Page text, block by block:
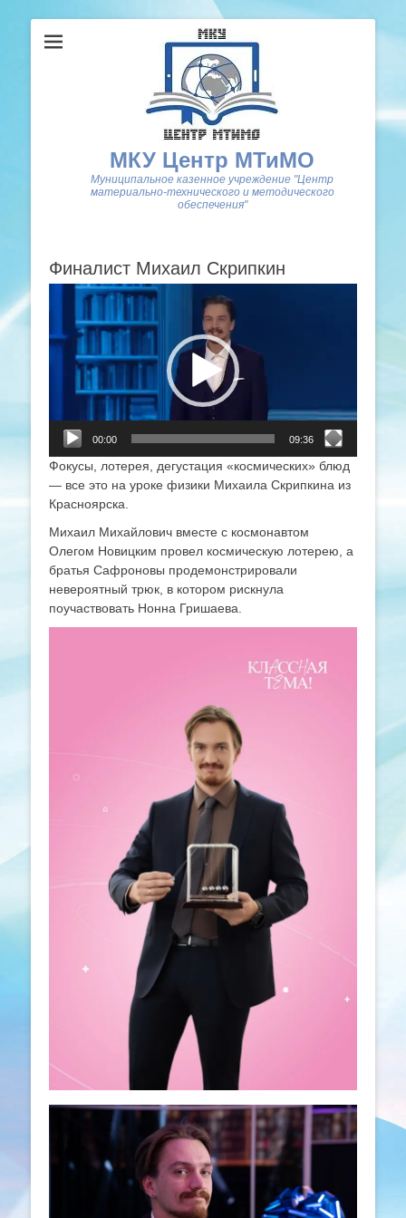
МКУ Центр МТиМО
Муниципальное казенное учреждение "Центр
материально-технического и методического
обеспечения"
Финалист Михаил Скрипкин
Видеоплеер
00:00 09:36
Фокусы, лотерея, дегустация «космических» блюд
— все это на уроке физики Михаила Скрипкина из
Красноярска.
Михаил Михайлович вместе с космонавтом
Олегом Новицким провел космическую лотерею, а
братья Сафроновы продемонстрировали
невероятный трюк, в котором рискнула
поучаствовать Нонна Гришаева.